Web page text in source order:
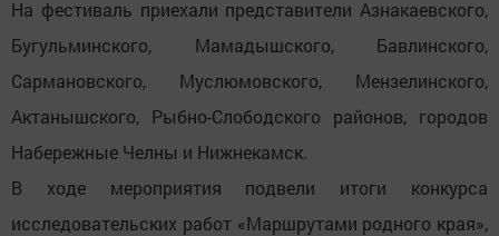
На фестиваль приехали представители Азнакаевского,
Бугульминского, Мамадышского, Бавлинского,
Сармановского, Муслюмовского, Мензелинского,
Актанышского, Рыбно-Слободского районов, городов
Набережные Челны и Нижнекамск.
В ходе мероприятия подвели итоги конкурса
исследовательских работ «Маршрутами родного края»,